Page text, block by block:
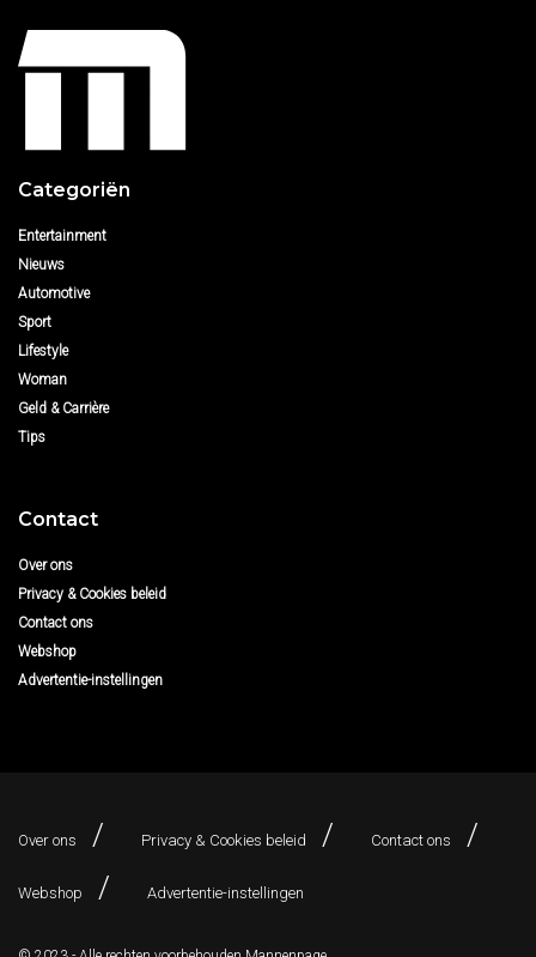
Categoriën
Entertainment
Nieuws
Automotive
Sport
Lifestyle
Woman
Geld & Carrière
Tips
Contact
Over ons
Privacy & Cookies beleid
Contact ons
Webshop
Advertentie-instellingen
Over ons Privacy & Cookies beleid Contact ons
Webshop Advertentie-instellingen